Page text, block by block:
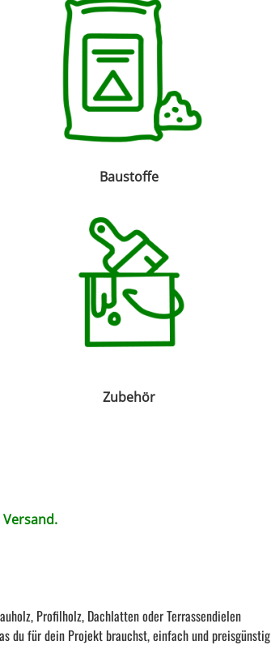
Baustoffe
Zubehör
Versand.
Profilholz, Dachlatten oder Terrassendielen
du für dein Projekt brauchst, einfach und preisgünstig